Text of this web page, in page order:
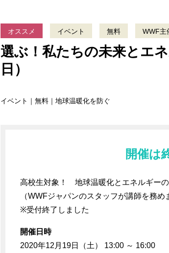
オススメ イベント 無料 WWF主
選ぶ！私たちの未来とエ
日）
イベント｜無料｜地球温暖化を防ぐ
開催は
高校生対象！ 地球温暖化とエネルギー
（WWFジャパンのスタッフが講師を務め
※受付終了しました
開催日時
2020年12月19日（土） 13:00 ～ 16:00